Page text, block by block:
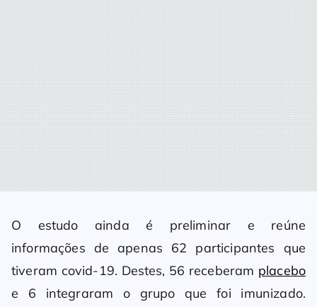
O estudo ainda é preliminar e reúne
informações de apenas 62 participantes que
tiveram covid-19. Destes, 56 receberam placebo
e 6 integraram o grupo que foi imunizado.